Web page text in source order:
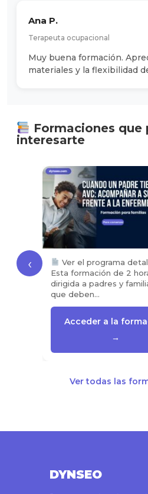
Ana P.
Terapeuta ocupacional
Muy buena formación.
materiales y la flexibilidad
Formaciones que
interesarte
‹
Ver el programa
Esta formación de 2
dirigida a padres y
que deben…
Acceder a la
→
Ver todas las
DYNSEO